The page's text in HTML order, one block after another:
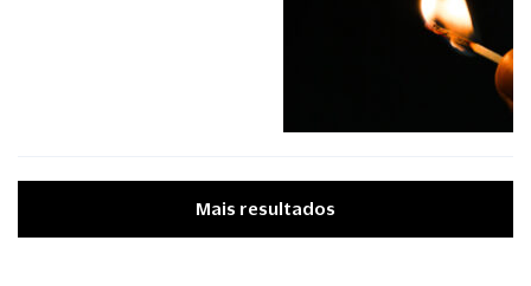
Mais resultados